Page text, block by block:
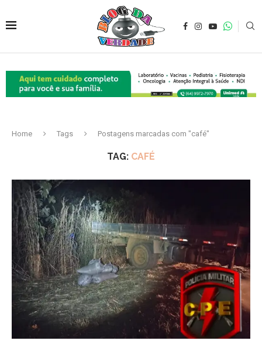
Home Tags Postagens marcadas com "café"
TAG: CAFÉ